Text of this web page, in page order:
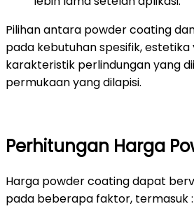
Pilihan antara powder coating
pada kebutuhan spesifik, estetika
karakteristik perlindungan yang
permukaan yang dilapisi.
Perhitungan Harga
Harga powder coating dapat
pada beberapa faktor, termasuk :